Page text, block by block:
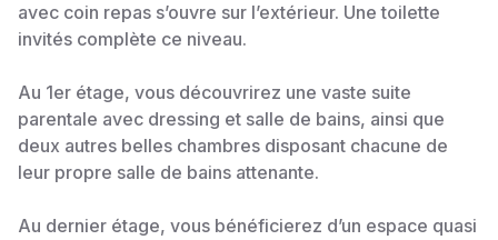
avec coin repas s’ouvre sur l’extérieur. Une toilette
invités complète ce niveau.
Au 1er étage, vous découvrirez une vaste suite
parentale avec dressing et salle de bains, ainsi que
deux autres belles chambres disposant chacune de
leur propre salle de bains attenante.
Au dernier étage, vous bénéficierez d’un espace quasi